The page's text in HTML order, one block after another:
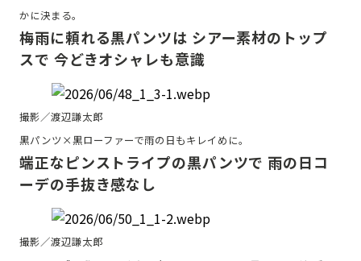
かに決まる。
梅雨に頼れる黒パンツは シアー素材のトップ
スで 今どきオシャレも意識
撮影／渡辺謙太郎
黒パンツ×黒ローファーで雨の日もキレイめに。
端正なピンストライプの黒パンツで 雨の日コ
ーデの手抜き感なし
撮影／渡辺謙太郎